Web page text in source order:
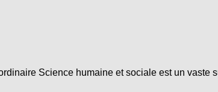
Science humaine et sociale est un vaste